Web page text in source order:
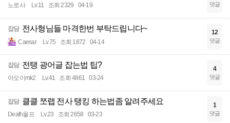
노로사 Lv.11 조회 2329 04-19 댓글
잡담 전사형님들 마격한번 부탁드립니다~
Caesar Lv.75 조회 1872 04-14
12
댓글
잡담 전탱 광어글 잡는법 팁?
아오이mk2 Lv.41 조회 4861 03-24
4
댓글
잡담 클클 쪼랩 전사 탱킹 하는법좀 알려주세요
Death울프 Lv.23 조회 2658 03-23
1
댓글